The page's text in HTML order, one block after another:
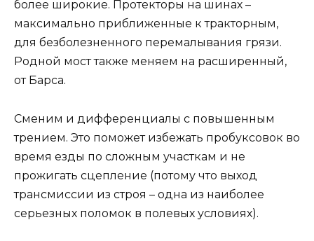
более широкие. Протекторы на шинах –
максимально приближенные к тракторным,
для безболезненного перемалывания грязи.
Родной мост также меняем на расширенный,
от Барса.
Сменим и дифференциалы с повышенным
трением. Это поможет избежать пробуксовок во
время езды по сложным участкам и не
прожигать сцепление (потому что выход
трансмиссии из строя – одна из наиболее
серьезных поломок в полевых условиях).